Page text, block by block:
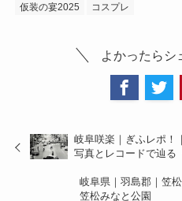
仮装の宴2025
コスプレ
よかったらシ
岐阜咲楽｜ぎふレポ！
写真とレコードで辿る
岐阜県｜羽島郡｜笠
笠松みなと公園